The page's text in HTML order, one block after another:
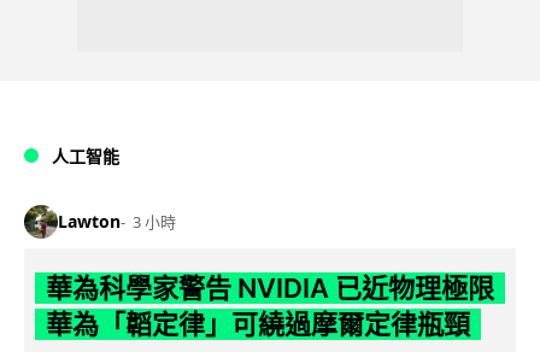
人工智能
Lawton 3 小時
華為科學家警告 NVIDIA 已近物理極限
華為「韜定律」可繞過摩爾定律瓶頸